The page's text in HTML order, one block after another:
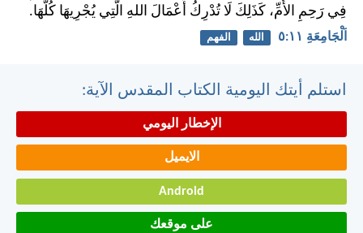
فِي رَحِمِ الأُمِّ، كَذَلِكَ لَا تُدْرِكُ أَعْمَالَ اللهِ الَّتِي يُجْرِيهَا كُلَّهَا.
اَلْجَامِعَةِ ١١:‏٥ الله الفهم
استلم أيتك اليومية الكتاب المقدس الآية:
الإخطار اليومي
الايميل
Android
على موقعك